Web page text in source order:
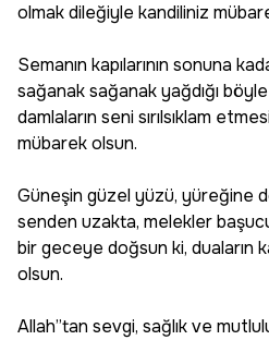
olmak dileğiyle kandiliniz
Semanın kapılarının sonuna
sağanak sağanak yağdığı
damlaların seni sırılsıklam
mübarek olsun.
Güneşin güzel yüzü, yüreğine
senden uzakta, melekler
bir geceye doğsun ki, duaların
olsun.
Allah”tan sevgi, sağlık ve